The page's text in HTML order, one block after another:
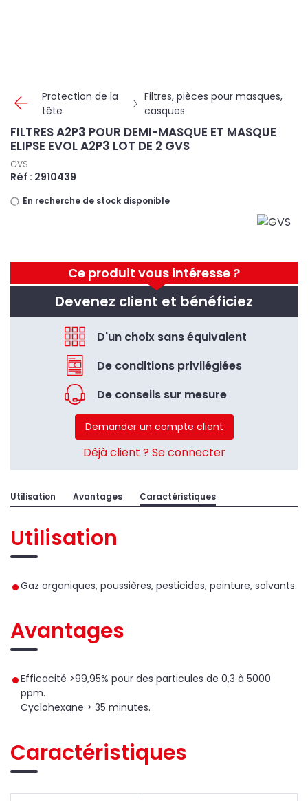
Protection de la
tête
Filtres, pièces pour masques,
casques
Ce produit vous intéresse ?
Devenez client et bénéficiez
D'un choix sans équivalent
De conditions privilégiées
De conseils sur mesure
Demander un compte client
Déjà client ? Se connecter
FILTRES A2P3 POUR DEMI-MASQUE ET MASQUE
ELIPSE EVOL A2P3 LOT DE 2 GVS
GVS
Réf : 2910439
En recherche de stock disponible
Utilisation Avantages Caractéristiques
Utilisation
Gaz organiques, poussières, pesticides, peinture, solvants.
Avantages
Efficacité >99,95% pour des particules de 0,3 à 5000
ppm.
Cyclohexane > 35 minutes.
Caractéristiques